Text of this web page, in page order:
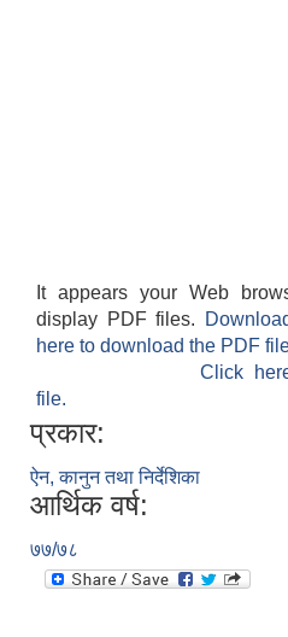
It appears your Web
display PDF files.
here to download the PDF
Click
file.
प्रकार:
ऐन, कानुन तथा निर्देशिका
आर्थिक वर्ष:
७७/७८